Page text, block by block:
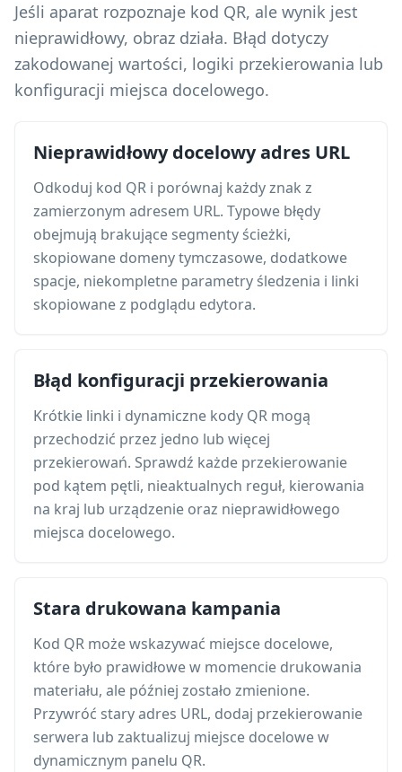
Jeśli aparat rozpoznaje kod QR, ale wynik jest
nieprawidłowy, obraz działa. Błąd dotyczy
zakodowanej wartości, logiki przekierowania lub
konfiguracji miejsca docelowego.
Nieprawidłowy docelowy adres URL
Odkoduj kod QR i porównaj każdy znak z
zamierzonym adresem URL. Typowe błędy
obejmują brakujące segmenty ścieżki,
skopiowane domeny tymczasowe, dodatkowe
spacje, niekompletne parametry śledzenia i linki
skopiowane z podglądu edytora.
Błąd konfiguracji przekierowania
Krótkie linki i dynamiczne kody QR mogą
przechodzić przez jedno lub więcej
przekierowań. Sprawdź każde przekierowanie
pod kątem pętli, nieaktualnych reguł, kierowania
na kraj lub urządzenie oraz nieprawidłowego
miejsca docelowego.
Stara drukowana kampania
Kod QR może wskazywać miejsce docelowe,
które było prawidłowe w momencie drukowania
materiału, ale później zostało zmienione.
Przywróć stary adres URL, dodaj przekierowanie
serwera lub zaktualizuj miejsce docelowe w
dynamicznym panelu QR.